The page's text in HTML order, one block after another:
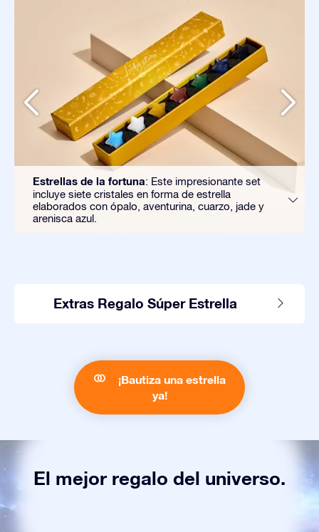
Estrellas de la fortuna: Este impresionante set
incluye siete cristales en forma de estrella
elaborados con ópalo, aventurina, cuarzo, jade y
arenisca azul.
Extras Regalo Súper Estrella
¡Bautiza una estrella
ya!
El mejor regalo del universo.